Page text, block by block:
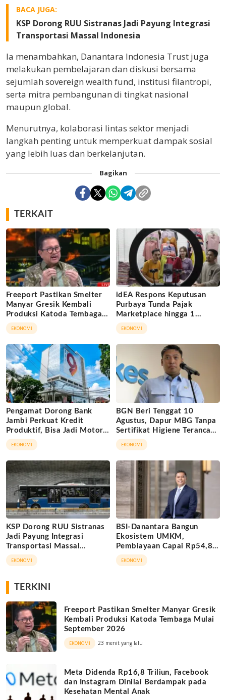
BACA JUGA:
KSP Dorong RUU Sistranas Jadi Payung Integrasi
Transportasi Massal Indonesia
Ia menambahkan, Danantara Indonesia Trust juga
melakukan pembelajaran dan diskusi bersama
sejumlah sovereign wealth fund, institusi filantropi,
serta mitra pembangunan di tingkat nasional
maupun global.
Menurutnya, kolaborasi lintas sektor menjadi
langkah penting untuk memperkuat dampak sosial
yang lebih luas dan berkelanjutan.
Bagikan
TERKAIT
Freeport Pastikan Smelter
Manyar Gresik Kembali
Produksi Katoda Tembaga
Mulai September 2026
EKONOMI
idEA Respons Keputusan
Purbaya Tunda Pajak
Marketplace hingga 1
November 2026
EKONOMI
Pengamat Dorong Bank
Jambi Perkuat Kredit
Produktif, Bisa Jadi Motor
Ekonomi Daerah
EKONOMI
BGN Beri Tenggat 10
Agustus, Dapur MBG Tanpa
Sertifikat Higiene Terancam
Tutup Permanen
EKONOMI
KSP Dorong RUU Sistranas
Jadi Payung Integrasi
Transportasi Massal
Indonesia
EKONOMI
BSI-Danantara Bangun
Ekosistem UMKM,
Pembiayaan Capai Rp54,80
Triliun
EKONOMI
TERKINI
Freeport Pastikan Smelter Manyar Gresik
Kembali Produksi Katoda Tembaga Mulai
September 2026
EKONOMI 23 menit yang lalu
Meta Didenda Rp16,8 Triliun, Facebook
dan Instagram Dinilai Berdampak pada
Kesehatan Mental Anak